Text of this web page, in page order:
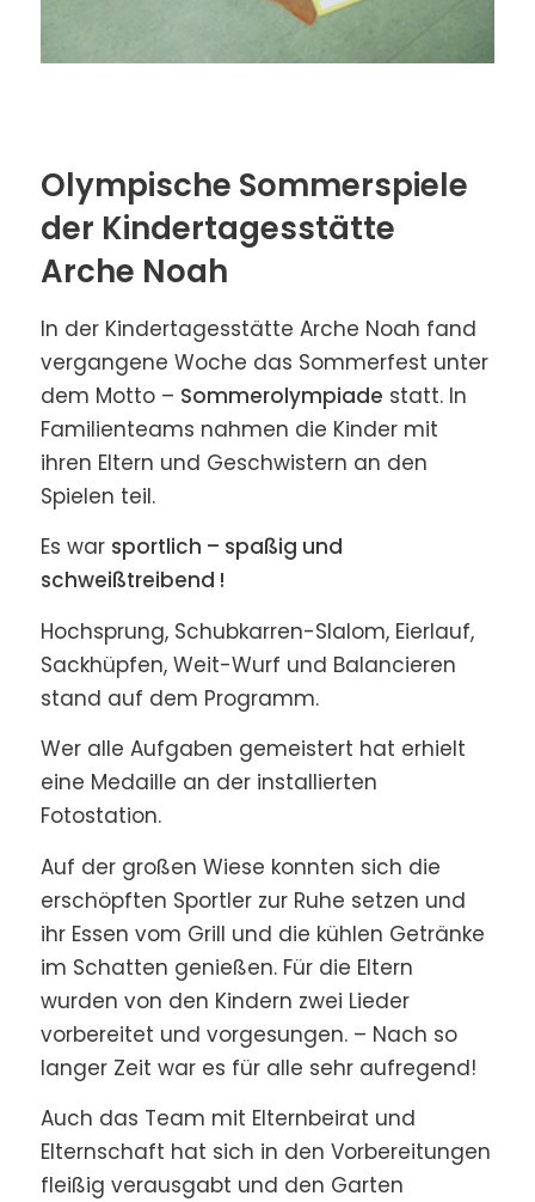
Olympische Sommerspiele
der Kindertagesstätte
Arche Noah
In der Kindertagesstätte Arche Noah fand
vergangene Woche das Sommerfest unter
dem Motto – Sommerolympiade statt. In
Familienteams nahmen die Kinder mit
ihren Eltern und Geschwistern an den
Spielen teil.
Es war sportlich – spaßig und
schweißtreibend !
Hochsprung, Schubkarren-Slalom, Eierlauf,
Sackhüpfen, Weit-Wurf und Balancieren
stand auf dem Programm.
Wer alle Aufgaben gemeistert hat erhielt
eine Medaille an der installierten
Fotostation.
Auf der großen Wiese konnten sich die
erschöpften Sportler zur Ruhe setzen und
ihr Essen vom Grill und die kühlen Getränke
im Schatten genießen. Für die Eltern
wurden von den Kindern zwei Lieder
vorbereitet und vorgesungen. – Nach so
langer Zeit war es für alle sehr aufregend!
Auch das Team mit Elternbeirat und
Elternschaft hat sich in den Vorbereitungen
fleißig verausgabt und den Garten